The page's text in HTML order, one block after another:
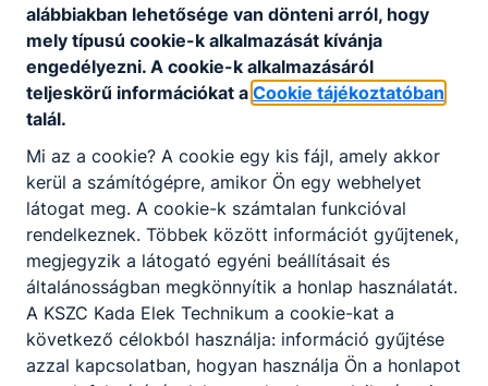
Rögbi Junior Európa
Bajnokságon
10. helyezést ért el
Asztalos András 12. b
2023. szeptember
alábbiakban lehetősége van dönteni arról, hogy
mely típusú cookie-k alkalmazását kívánja
engedélyezni. A cookie-k alkalmazásáról
teljeskörű információkat a Cookie tájékoztatóban
talál.
Mi az a cookie? A cookie egy kis fájl, amely akkor
kerül a számítógépre, amikor Ön egy webhelyet
látogat meg. A cookie-k számtalan funkcióval
rendelkeznek. Többek között információt gyűjtenek,
megjegyzik a látogató egyéni beállításait és
általánosságban megkönnyítik a honlap használatát.
A KSZC Kada Elek Technikum a cookie-kat a
következő célokból használja: információ gyűjtése
azzal kapcsolatban, hogyan használja Ön a honlapot